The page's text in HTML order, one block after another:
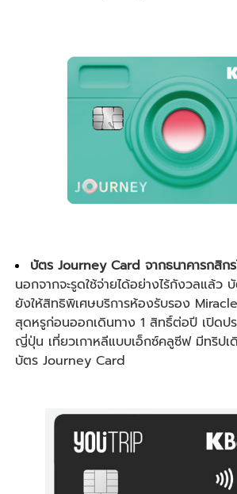
บัตร Journey Card จากธนาคารกสิก
นอกจากจะรูดใช้จ่ายได้อย่างไร้กังวลแล้ว
ยังให้สิทธิพิเศษบริการห้องรับรอง
สุดหรูก่อนออกเดินทาง 1 สิทธิ์ต่อปี เปิดป
ญี่ปุ่น เที่ยวเกาหลีแบบเอ็กซ์คลูซีฟ มีทริป
บัตร Journey Card